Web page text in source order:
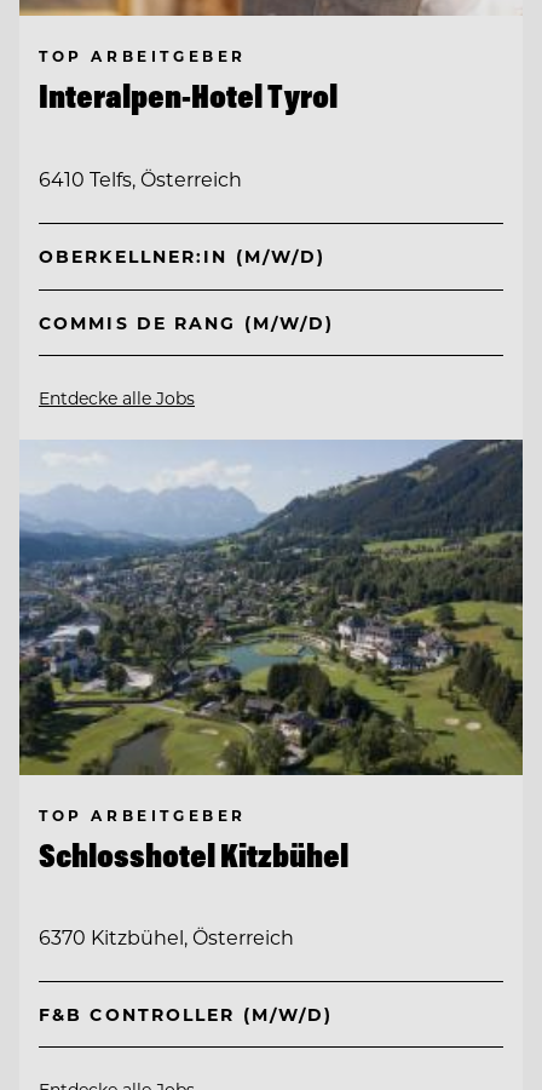
TOP ARBEITGEBER
Interalpen-Hotel Tyrol
6410 Telfs, Österreich
OBERKELLNER:IN (M/W/D)
COMMIS DE RANG (M/W/D)
Entdecke alle Jobs
TOP ARBEITGEBER
Schlosshotel Kitzbühel
6370 Kitzbühel, Österreich
F&B CONTROLLER (M/W/D)